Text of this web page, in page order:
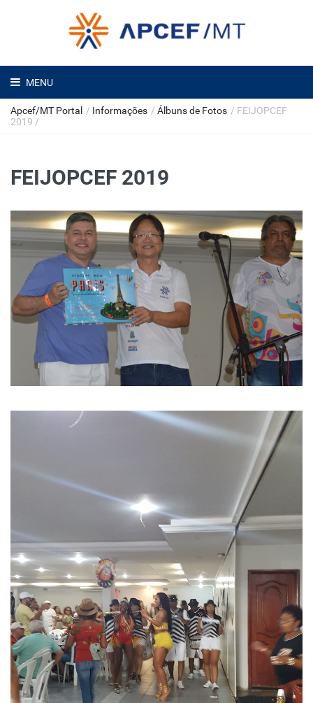
MENU
Apcef/MT Portal / Informações / Álbuns de Fotos / FEIJOPCEF
2019 /
FEIJOPCEF 2019